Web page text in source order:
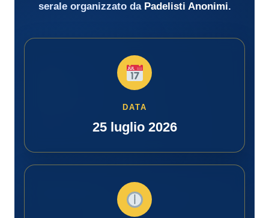
serale organizzato da Padelisti Anonimi.
DATA
25 luglio 2026